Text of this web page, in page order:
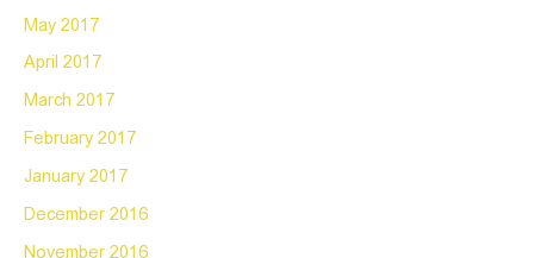
May 2017
April 2017
March 2017
February 2017
January 2017
December 2016
November 2016